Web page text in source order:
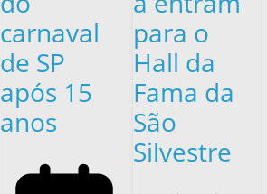
carnaval
de SP
após 15
anos
para o
Hall da
Fama da
São
Silvestre